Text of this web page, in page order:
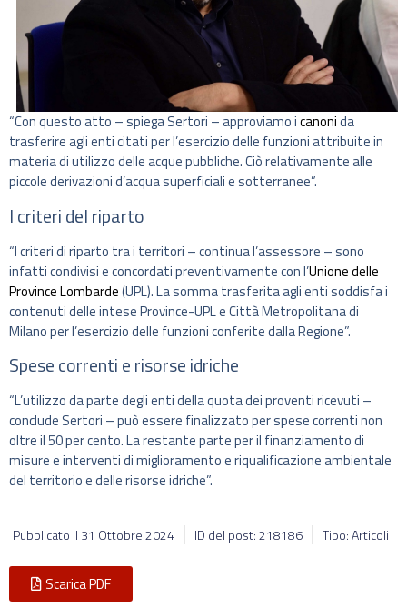
“Con questo atto – spiega Sertori – approviamo icanonida
trasferire agli enti citati per l’esercizio delle funzioni attribuite in
materia di utilizzo delle acque pubbliche. Ciò relativamente alle
piccole derivazioni d’acqua superficiali e sotterranee”.
I criteri del riparto
“I criteri di riparto tra i territori – continua l’assessore – sono
infatti condivisi e concordati preventivamente con l’Unione delle
Province Lombarde(UPL). La somma trasferita agli enti soddisfa i
contenuti delle intese Province-UPL e Città Metropolitana di
Milano per l’esercizio delle funzioni conferite dalla Regione”.
Spese correnti e risorse idriche
“L’utilizzo da parte degli enti della quota dei proventi ricevuti –
conclude Sertori – può essere finalizzato per spese correnti non
oltre il 50 per cento. La restante parte per il finanziamento di
misure e interventi di miglioramento e riqualificazione ambientale
del territorio e delle risorse idriche”.
Pubblicato il 31 Ottobre 2024 ID del post: 218186 Tipo: Articoli
Scarica PDF